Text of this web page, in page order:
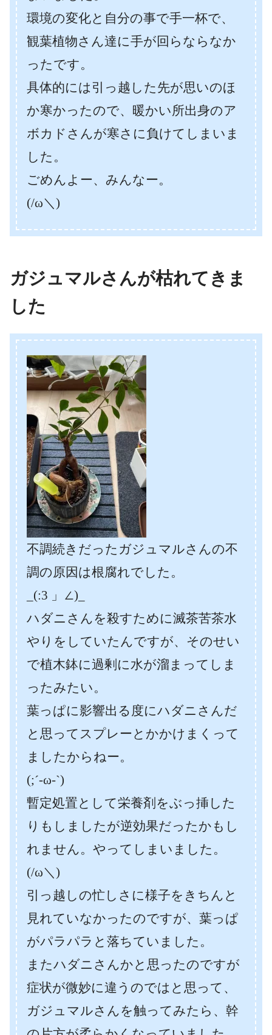
環境の変化と自分の事で手一杯で、
観葉植物さん達に手が回らならなか
ったです。
具体的には引っ越した先が思いのほ
か寒かったので、暖かい所出身のア
ボカドさんが寒さに負けてしまいま
した。
ごめんよー、みんなー。
(/ω＼)
ガジュマルさんが枯れてきま
した
不調続きだったガジュマルさんの不
調の原因は根腐れでした。
_(:3 」∠)_
ハダニさんを殺すために滅茶苦茶水
やりをしていたんですが、そのせい
で植木鉢に過剰に水が溜まってしま
ったみたい。
葉っぱに影響出る度にハダニさんだ
と思ってスプレーとかかけまくって
ましたからねー。
(;´-ω-`)
暫定処置として栄養剤をぶっ挿した
りもしましたが逆効果だったかもし
れません。やってしまいました。
(/ω＼)
引っ越しの忙しさに様子をきちんと
見れていなかったのですが、葉っぱ
がパラパラと落ちていました。
またハダニさんかと思ったのですが
症状が微妙に違うのではと思って、
ガジュマルさんを触ってみたら、幹